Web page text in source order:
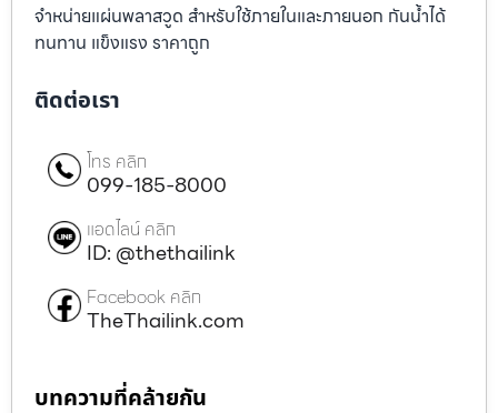
จำหน่ายแผ่นพลาสวูด สำหรับใช้ภายในและภายนอก กันน้ำได้
ทนทาน แข็งแรง ราคาถูก
ติดต่อเรา
โทร คลิก
099-185-8000
แอดไลน์ คลิก
ID: @thethailink
Facebook คลิก
TheThailink.com
บทความที่คล้ายกัน